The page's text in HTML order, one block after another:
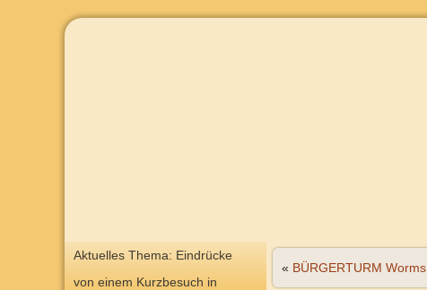
Aktuelles Thema: Eindrücke
von einem Kurzbesuch in
« BÜRGERTURM Worms